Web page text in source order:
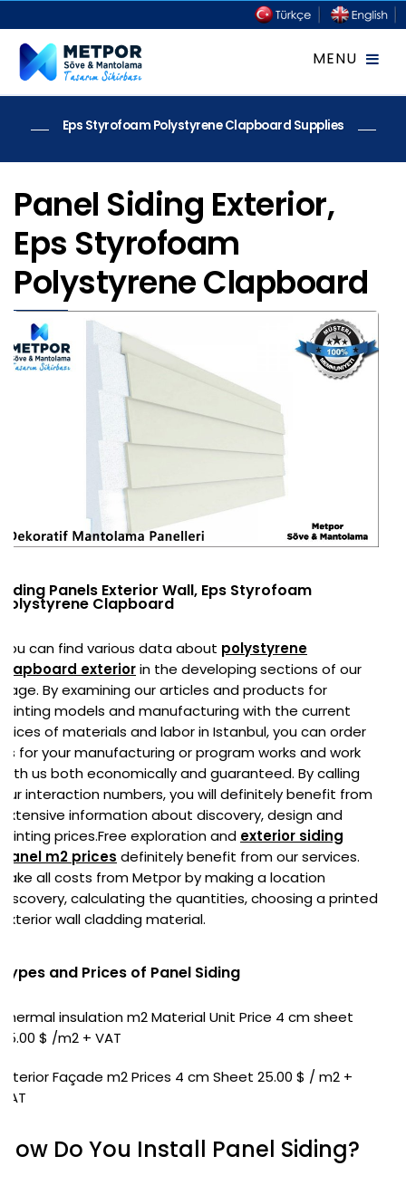
Eps Styrofoam Polystyrene Clapboard Supplies
Panel Siding Exterior,
Eps Styrofoam
Polystyrene Clapboard
Siding Panels Exterior Wall, Eps Styrofoam
Polystyrene Clapboard
You can find various data about polystyrene
clapboard exteriorin the developing sections of our
page. By examining our articles and products for
printing models and manufacturing with the current
prices of materials and labor in Istanbul, you can order
us for your manufacturing or program works and work
with us both economically and guaranteed. By calling
our interaction numbers, you will definitely benefit from
extensive information about discovery, design and
printing prices.Free exploration and exterior siding
panel m2 prices definitely benefit from our services.
Take all costs from Metpor by making a location
discovery, calculating the quantities, choosing a printed
exterior wall cladding material.
Types and Prices of Panel Siding
Thermal insulation m2 Material Unit Price 4 cm sheet
25.00 $ /m2 + VAT
Exterior Façade m2 Prices 4 cm Sheet 25.00 $ / m2 +
VAT
How Do You Install Panel Siding?